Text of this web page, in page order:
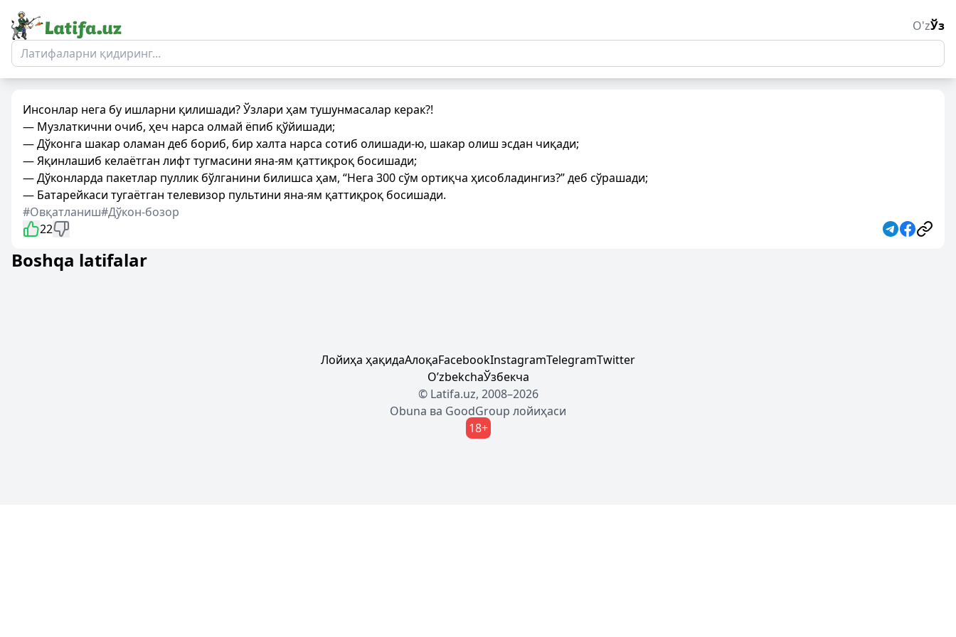
O'zЎз
Инсонлар нега бу ишларни қилишади? Ўзлари ҳам тушунмасалар керак?!
— Музлаткични очиб, ҳеч нарса олмай ёпиб қўйишади;
— Дўконга шакар оламан деб бориб, бир халта нарса сотиб олишади-ю, шакар олиш эсдан чиқади;
— Яқинлашиб келаётган лифт тугмасини яна-ям қаттиқроқ босишади;
— Дўконларда пакетлар пуллик бўлганини билишса ҳам, “Нега 300 сўм ортиқча ҳисобладингиз?” деб сўрашади;
— Батарейкаси тугаётган телевизор пультини яна-ям қаттиқроқ босишади.
#Овқатланиш#Дўкон-бозор
22
Boshqa latifalar
Лойиҳа ҳақидаАлоқаFacebookInstagramTelegramTwitter
OʼzbekchaЎзбекча
© Latifa.uz, 2008–2026
Obuna ва GoodGroup лойиҳаси
18+